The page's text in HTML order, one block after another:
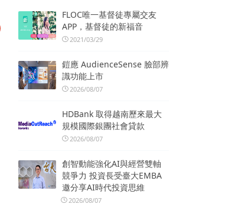
FLOC唯一基督徒專屬交友
APP，基督徒的新福音
2021/03/29
鎧應 AudienceSense 臉部辨
識功能上市
2026/08/07
HDBank 取得越南歷來最大
規模國際銀團社會貸款
2026/08/07
創智動能強化AI與經營雙軸
競爭力 投資長受臺大EMBA
邀分享AI時代投資思維
2026/08/07